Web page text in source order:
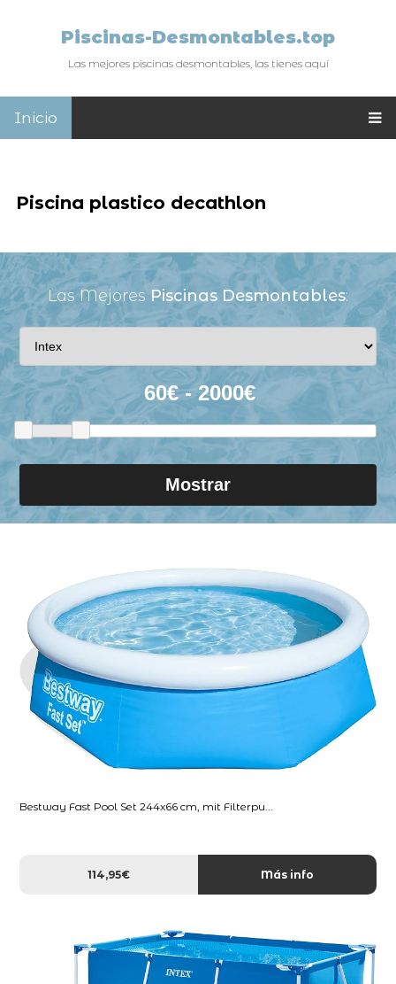
Piscinas-Desmontables.top
Las mejores piscinas desmontables, las tienes aquí
Inicio
Piscina plastico decathlon
Las Mejores Piscinas Desmontables:
Mostrar
Bestway Fast Pool Set 244x66 cm, mit Filterpu...
114,95€ Más info